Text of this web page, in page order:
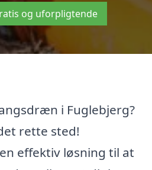
og uforpligtende
i Fuglebjerg?
rette sted!
effektiv løsning til at